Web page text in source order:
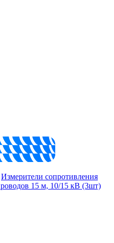
Измерители сопротивления
15 м, 10/15 кВ (3шт)